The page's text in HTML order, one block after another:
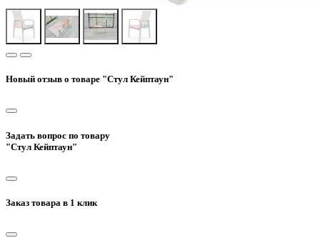
Новый отзыв о товаре "Стул Кейптаун"
Задать вопрос по товару
"Стул Кейптаун"
Заказ товара в 1 клик